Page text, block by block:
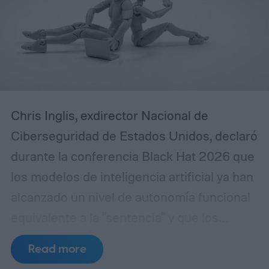
Chris Inglis, exdirector Nacional de
Ciberseguridad de Estados Unidos, declaró
durante la conferencia Black Hat 2026 que
los modelos de inteligencia artificial ya han
desarrolladores deben adoptar
urgentemente las tres leyes de la robótica
Read more